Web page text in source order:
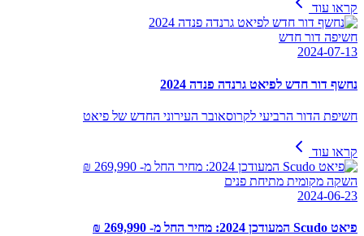
קראו עוד
חשיפה דור חדש
2024-07-13
נחשף דור חדש לפיאט גרנדה פנדה 2024
חשיפת הדור הרביעי לקרוסאובר העירוני החדש של פיאט
קראו עוד
השקה מקומית מתיחת פנים
2024-06-23
פיאט Scudo המעודכן 2024: מחיר החל מ- 269,990 ₪